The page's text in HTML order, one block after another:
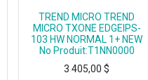
TREND MICRO TREND
MICRO TXONE EDGEIPS-
103 HW NORMAL 1+ NEW
No Produit:T1NN0000
3 405,00 $